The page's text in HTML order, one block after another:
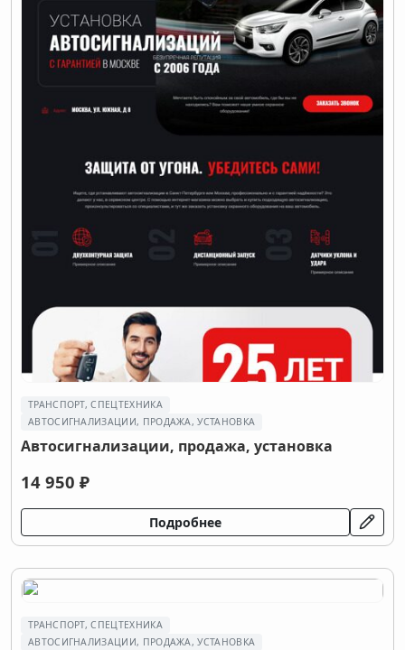
ТРАНСПОРТ, СПЕЦТЕХНИКА
АВТОСИГНАЛИЗАЦИИ, ПРОДАЖА, УСТАНОВКА
Автосигнализации, продажа, установка
14 950 ₽
Подробнее
ТРАНСПОРТ, СПЕЦТЕХНИКА
АВТОСИГНАЛИЗАЦИИ, ПРОДАЖА, УСТАНОВКА